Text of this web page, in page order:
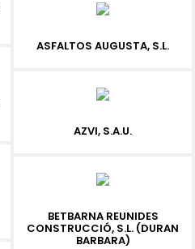
ASFALTOS AUGUSTA, S.L.
AZVI, S.A.U.
BETBARNA REUNIDES
CONSTRUCCIÓ, S.L. (DURAN
BARBARA)